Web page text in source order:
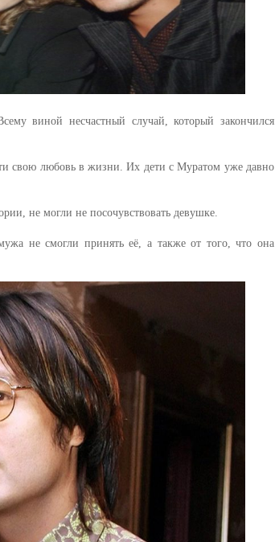
виной несчастный случай, который закончился
свою любовь в жизни. Их дети с Муратом уже давно
не могли не посочувствовать девушке.
не смогли принять её, а также от того, что она